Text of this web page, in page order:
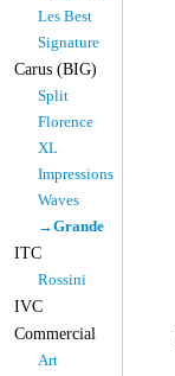
Les Best
Signature
Carus (BIG)
Split
Florence
XL
Impressions
Waves
→Grande
ITC
Rossini
IVC
Commercial
Art